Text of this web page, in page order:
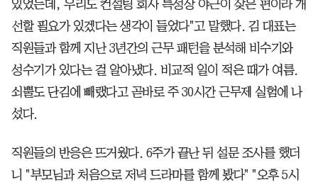
있었는데, 우리도 컨설팅 회사 특성상 야근이 잦은 편이라 개
선할 필요가 있겠다는 생각이 들었다"고 말했다. 김 대표는
직원들과 함께 지난 3년간의 근무 패턴을 분석해 비수기와
성수기가 있다는 걸 알아냈다. 비교적 일이 적은 때가 여름.
쇠뿔도 단김에 빼랬다고 곧바로 주 30시간 근무제 실험에 나
섰다.
직원들의 반응은 뜨거웠다. 6주가 끝난 뒤 설문 조사를 했더
니 "부모님과 처음으로 저녁 드라마를 함께 봤다" "오후 5시